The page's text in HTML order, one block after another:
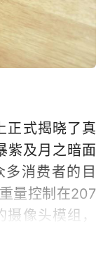
正式揭晓了真
紫及月之暗面
消费者的目
量控制在207
像头模组，
璃，彰显不凡